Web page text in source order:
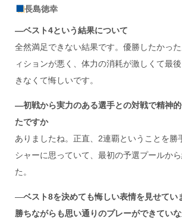
長島徳幸
―ベスト4という結果について
全然満足できない結果です。優勝したかっ
ィションが悪く、体力の消耗が激しくて最
きなくて悔しいです。
―初戦から実力のある選手との対戦で精神
たですか
ありましたね。正直、2連覇ということを勝
シャーに思っていて、最初の予選プールか
た。
―ベスト8を決めても悔しい表情を見せてい
勝ちながらも思い通りのプレーができてい